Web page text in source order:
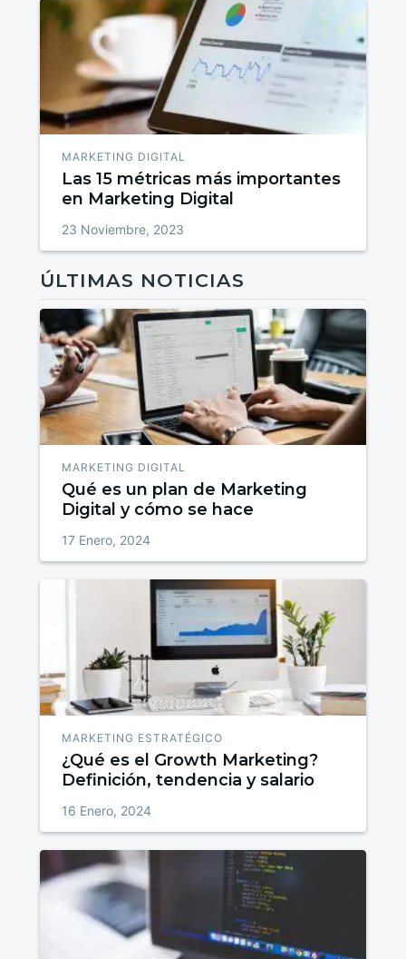
MARKETING DIGITAL
Las 15 métricas más importantes
en Marketing Digital
23 Noviembre, 2023
ÚLTIMAS NOTICIAS
MARKETING DIGITAL
Qué es un plan de Marketing
Digital y cómo se hace
17 Enero, 2024
MARKETING ESTRATÉGICO
¿Qué es el Growth Marketing?
Definición, tendencia y salario
16 Enero, 2024